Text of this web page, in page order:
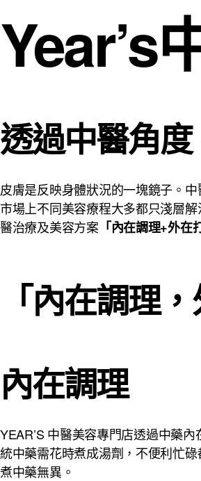
Year’s
透過中醫角
皮膚是反映身體狀況的一塊鏡子。
市場上不同美容療程大多都只淺層
醫治療及美容方案 「內在調理+外在
「內在調理
內在調理
YEAR’S 中醫美容專門店透過中藥
統中藥需花時煮成湯劑，不便利忙
煮中藥無異。